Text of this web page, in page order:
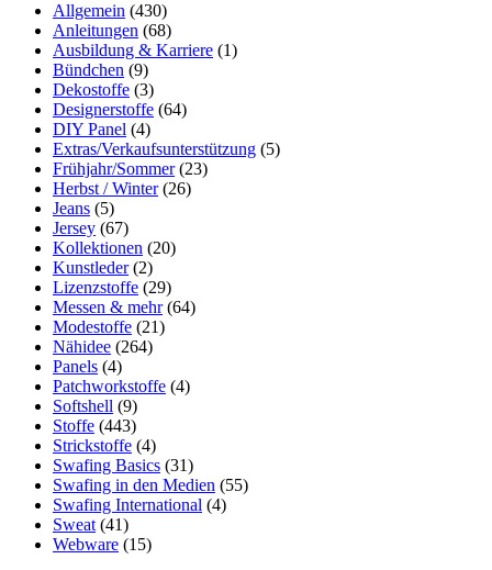
Allgemein (430)
Anleitungen (68)
Ausbildung & Karriere (1)
Bündchen (9)
Dekostoffe (3)
Designerstoffe (64)
DIY Panel (4)
Extras/Verkaufsunterstützung (5)
Frühjahr/Sommer (23)
Herbst / Winter (26)
Jeans (5)
Jersey (67)
Kollektionen (20)
Kunstleder (2)
Lizenzstoffe (29)
Messen & mehr (64)
Modestoffe (21)
Nähidee (264)
Panels (4)
Patchworkstoffe (4)
Softshell (9)
Stoffe (443)
Strickstoffe (4)
Swafing Basics (31)
Swafing in den Medien (55)
Swafing International (4)
Sweat (41)
Webware (15)